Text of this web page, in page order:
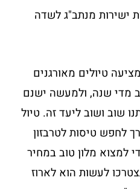
אין טיסות ישירות מנתב"ג לשדה
טיולים מאורגנים
מדי שנה, ולמעשה ישנם
שוב ושוב ליעד זה. טיול
לחפש טיסות לטרבזון
למצוא מלון טוב במחיר
לעשות הוא לארוז